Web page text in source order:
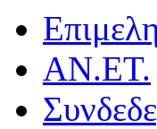
ΑΝ.ΕΤ.